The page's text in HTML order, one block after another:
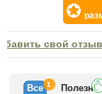
Отзывысвой отзыв
Все 1 Полезн